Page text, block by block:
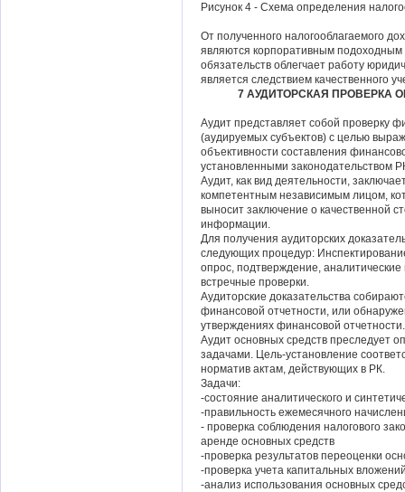
Рисунок 4 - Схема определения
От полученного налогооблагаемого
являются корпоративным
обязательств облегчает работу
является следствием качественного
7 АУДИТОРСКАЯ ПРОВЕРКА
Аудит представляет собой проверку
(аудируемых субъектов) с целью
объективности составления
установленными законодательством
Аудит, как вид деятельности,
компетентным независимым лицом,
выносит заключение о качественной
информации.
Для получения аудиторских
следующих процедур:
опрос, подтверждение,
встречные проверки.
Аудиторские доказательства
финансовой отчетности, или
утверждениях финансовой отчетности.
Аудит основных средств преследует
задачами. Цель-установление
норматив актам, действующих в РК.
Задачи:
-состояние аналитического и
-правильность ежемесячного
- проверка соблюдения налогового
аренде основных средств
-проверка результатов переоценки
-проверка учета капитальных
-анализ использования основных